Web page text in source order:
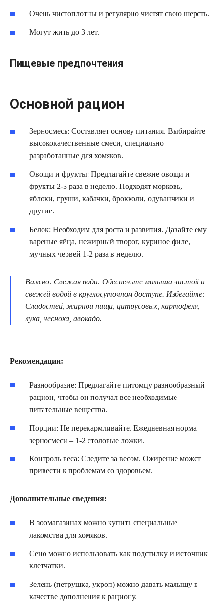
Очень чистоплотны и регулярно чистят свою шерсть.
Могут жить до 3 лет.
Пищевые предпочтения
Основной рацион
Зерносмесь: Составляет основу питания. Выбирайте
высококачественные смеси, специально
разработанные для хомяков.
Овощи и фрукты: Предлагайте свежие овощи и
фрукты 2-3 раза в неделю. Подходят морковь,
яблоки, груши, кабачки, брокколи, одуванчики и
другие.
Белок: Необходим для роста и развития. Давайте ему
вареные яйца, нежирный творог, куриное филе,
мучных червей 1-2 раза в неделю.
Важно: Свежая вода: Обеспечьте малыша чистой и
свежей водой в круглосуточном доступе. Избегайте:
Сладостей, жирной пищи, цитрусовых, картофеля,
лука, чеснока, авокадо.
Рекомендации:
Разнообразие: Предлагайте питомцу разнообразный
рацион, чтобы он получал все необходимые
питательные вещества.
Порции: Не перекармливайте. Ежедневная норма
зерносмеси – 1-2 столовые ложки.
Контроль веса: Следите за весом. Ожирение может
привести к проблемам со здоровьем.
Дополнительные сведения:
В зоомагазинах можно купить специальные
лакомства для хомяков.
Сено можно использовать как подстилку и источник
клетчатки.
Зелень (петрушка, укроп) можно давать малышу в
качестве дополнения к рациону.